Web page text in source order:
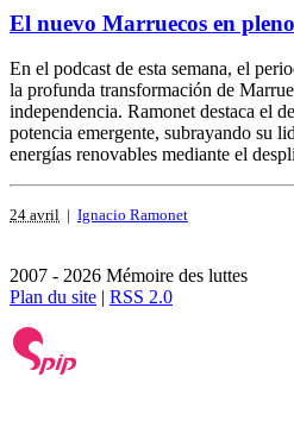
El nuevo Marruecos en
En el podcast de esta semana, el
la profunda transformación de
independencia. Ramonet destaca el
potencia emergente, subrayando su
energías renovables mediante el
24 avril | Ignacio Ramonet
2007 - 2026 Mémoire des luttes
Plan du site | RSS 2.0